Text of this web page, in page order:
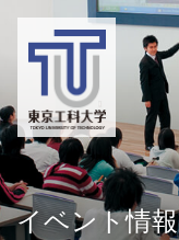
イベント情報